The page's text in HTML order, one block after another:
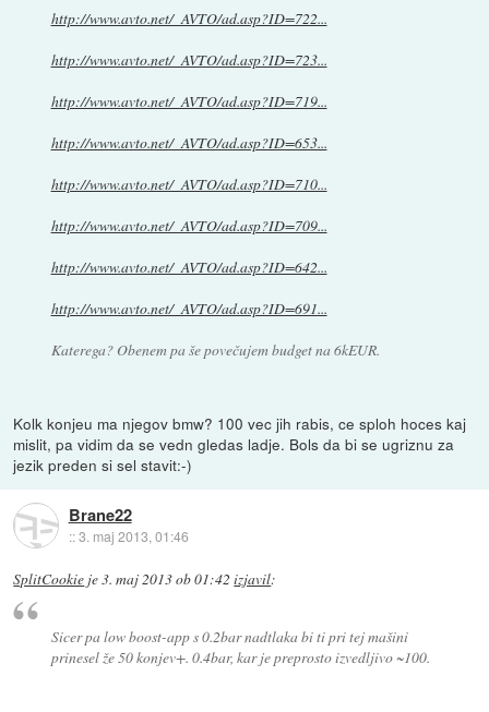
http://www.avto.net/_AVTO/ad.asp?ID=722...
http://www.avto.net/_AVTO/ad.asp?ID=723...
http://www.avto.net/_AVTO/ad.asp?ID=719...
http://www.avto.net/_AVTO/ad.asp?ID=653...
http://www.avto.net/_AVTO/ad.asp?ID=710...
http://www.avto.net/_AVTO/ad.asp?ID=709...
http://www.avto.net/_AVTO/ad.asp?ID=642...
http://www.avto.net/_AVTO/ad.asp?ID=691...
Katerega? Obenem pa še povečujem budget na 6kEUR.
Kolk konjeu ma njegov bmw? 100 vec jih rabis, ce sploh hoces kaj
mislit, pa vidim da se vedn gledas ladje. Bols da bi se ugriznu za
jezik preden si sel stavit:-)
Brane22
::3. maj 2013, 01:46
SplitCookie je3. maj 2013 ob 01:42 izjavil:
Sicer pa low boost-app s 0.2bar nadtlaka bi ti pri tej mašini
prinesel že 50 konjev+. 0.4bar, kar je preprosto izvedljivo ~100.